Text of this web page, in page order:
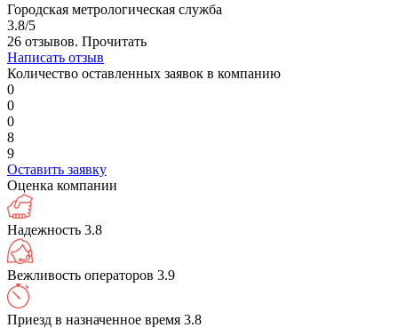
Городская метрологическая служба
3.8/5
26 отзывов. Прочитать
Написать отзыв
Количество оставленных заявок в компанию
0
0
0
8
9
Оставить заявку
Оценка компании
Надежность 3.8
Вежливость операторов 3.9
Приезд в назначенное время 3.8